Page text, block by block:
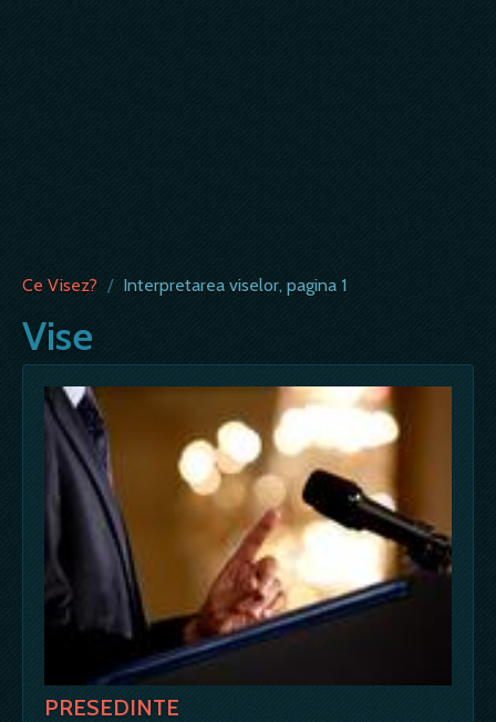
Ce Visez? / Interpretarea viselor, pagina 1
Vise
PRESEDINTE